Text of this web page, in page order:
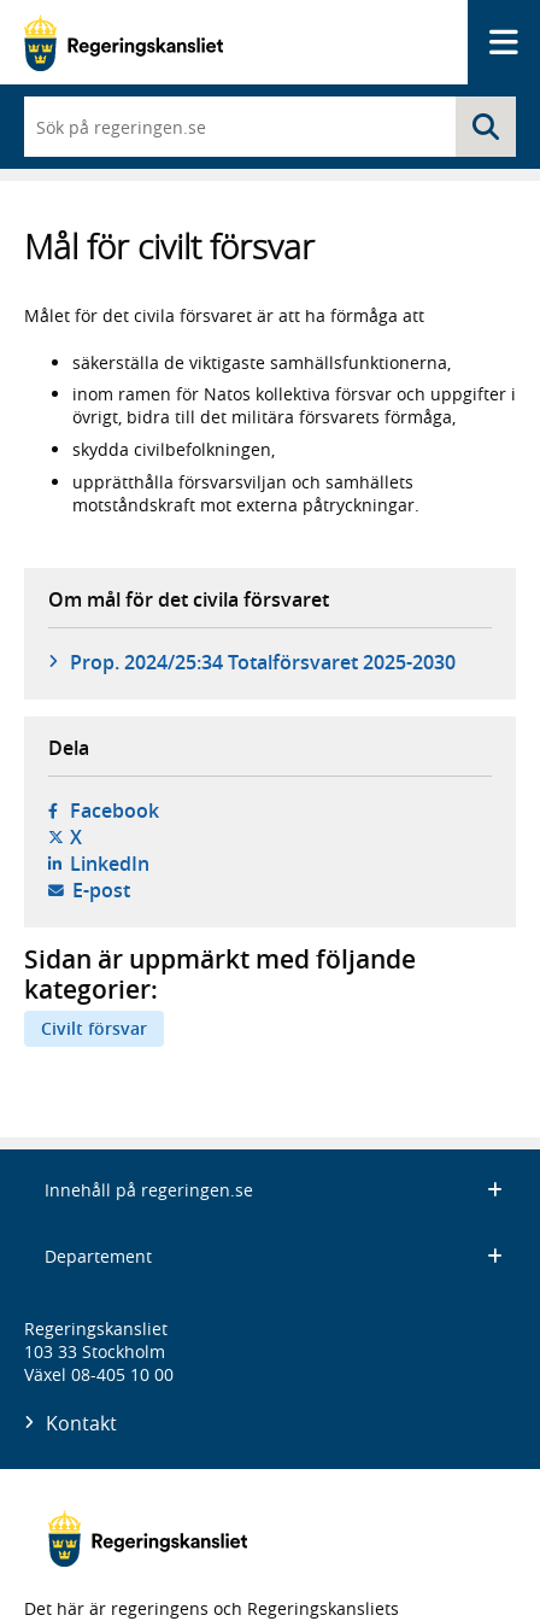
du
börjar
skriva
en
lista
sökförslag
Mål för civilt försvar
Målet för det civila försvaret är att ha förmåga att
säkerställa de viktigaste samhällsfunktionerna,
inom ramen för Natos kollektiva försvar och uppgifter i
övrigt, bidra till det militära försvarets förmåga,
skydda civilbefolkningen,
upprätthålla försvarsviljan och samhällets
motståndskraft mot externa påtryckningar.
Om mål för det civila försvaret
Prop. 2024/25:34 Totalförsvaret 2025-2030
Dela
Facebook- öppnas i ny flik, extern webbplats,
X- öppnas i ny flik, extern webbplats,
LinkedIn- öppnas i ny flik, extern webbplats,
E-post- öppnar din e-postklient,
Sidan är uppmärkt med följande
kategorier:
Civilt försvar
Innehåll på regeringen.se
Departement
Regeringskansliet
103 33 Stockholm
Växel 08-405 10 00
Kontakt
Det här är regeringens och Regeringskansliets